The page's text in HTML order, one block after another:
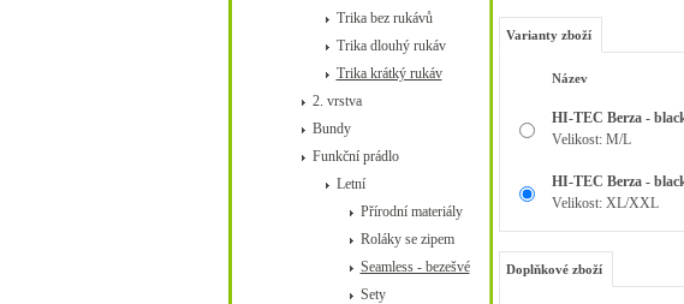
Trika bez rukávů
Trika dlouhý rukáv
Trika krátký rukáv
2. vrstva
Bundy
Funkční prádlo
Letní
Přírodní materiály
Roláky se zipem
Seamless - bezešvé
Sety
Varianty zboží
Název
HI-TEC Berza -
Velikost: M/L
HI-TEC Berza -
Velikost: XL/XXL
Doplňkové zboží